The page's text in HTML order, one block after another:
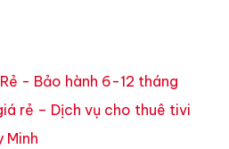
- Bảo hành 6-12 tháng
rẻ – Dịch vụ cho thuê tivi
Minh